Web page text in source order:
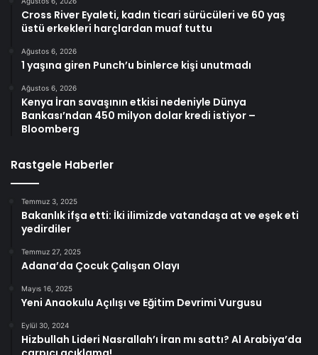
Cross River Eyaleti, kadın ticari sürücüleri ve 60 yaş
üstü erkekleri harçlardan muaf tuttu
Ağustos 6, 2026
1 yaşına giren Punch’u binlerce kişi unutmadı
Ağustos 6, 2026
Kenya İran savaşının etkisi nedeniyle Dünya
Bankası’ndan 450 milyon dolar kredi istiyor –
Bloomberg
Rastgele Haberler
Temmuz 3, 2025
Bakanlık ifşa etti: İki ilimizde vatandaşa at ve eşek eti
yedirdiler
Temmuz 27, 2025
Adana’da Çocuk Çalışan Olayı
Mayıs 16, 2025
Yeni Anaokulu Açılışı ve Eğitim Devrimi Vurgusu
Eylül 30, 2024
Hizbullah Lideri Nasrallah’ı İran mı sattı? Al Arabiya’da